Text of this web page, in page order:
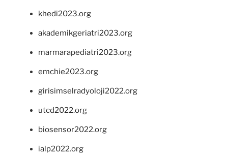
khedi2023.org
akademikgeriatri2023.org
marmarapediatri2023.org
emchie2023.org
girisimselradyoloji2022.org
utcd2022.org
biosensor2022.org
ialp2022.org